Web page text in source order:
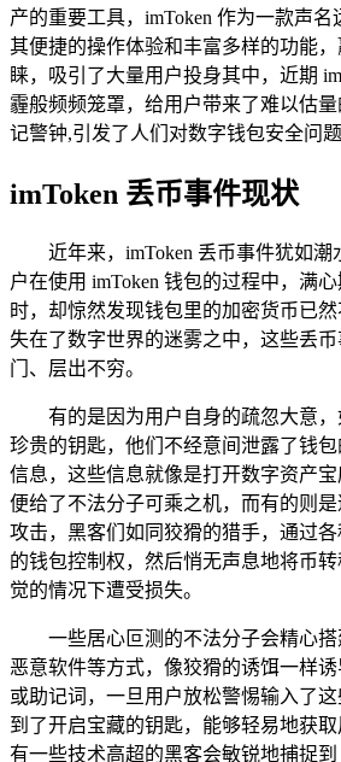
产的重要工具，imToken 作为一款声
其便捷的操作体验和丰富多样的功能
睐，吸引了大量用户投身其中，近期
霾般频频笼罩，给用户带来了难以估
记警钟,引发了人们对数字钱包安全问题
imToken 丢币事件现状
近年来，imToken 丢币事件犹如潮
户在使用 imToken 钱包的过程中，满
时，却惊然发现钱包里的加密货币已
失在了数字世界的迷雾之中，这些丢
门、层出不穷。
有的是因为用户自身的疏忽大意
珍贵的钥匙，他们不经意间泄露了钱包
信息，这些信息就像是打开数字资产宝
便给了不法分子可乘之机，而有的则
攻击，黑客们如同狡猾的猎手，通过
的钱包控制权，然后悄无声息地将币
觉的情况下遭受损失。
一些居心叵测的不法分子会精心
恶意软件等方式，像狡猾的诱饵一样
或助记词，一旦用户放松警惕输入了
到了开启宝藏的钥匙，能够轻易地获
有一些技术高超的黑客会敏锐地捕捉到